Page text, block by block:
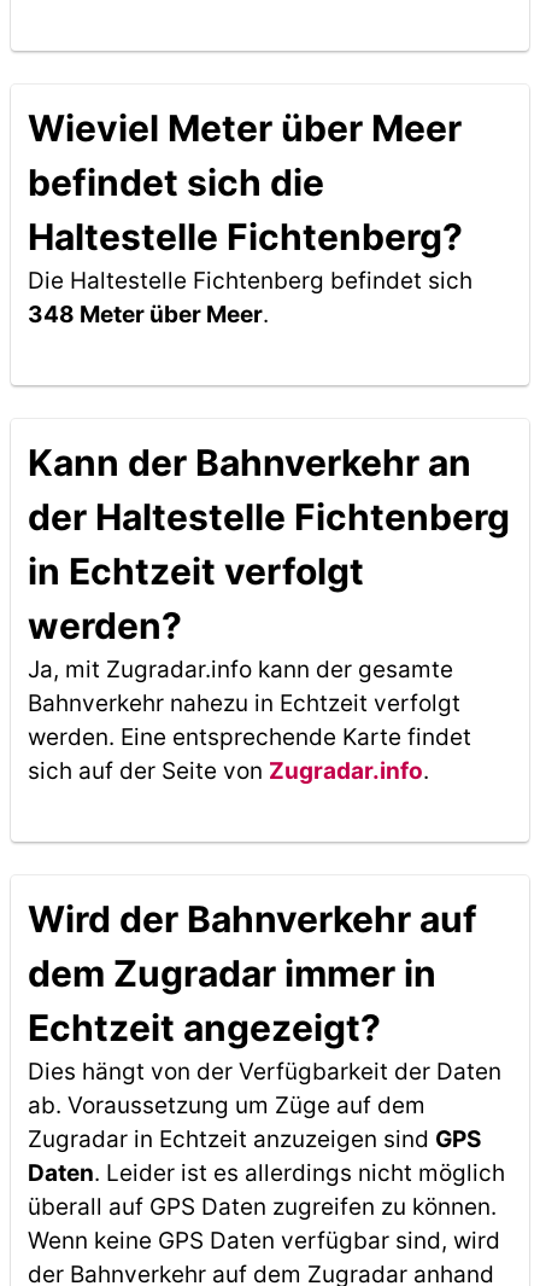
Wieviel Meter über Meer
befindet sich die
Haltestelle Fichtenberg?
Die Haltestelle Fichtenberg befindet sich
348 Meter über Meer.
Kann der Bahnverkehr an
der Haltestelle Fichtenberg
in Echtzeit verfolgt
werden?
Ja, mit Zugradar.info kann der gesamte
Bahnverkehr nahezu in Echtzeit verfolgt
werden. Eine entsprechende Karte findet
sich auf der Seite von Zugradar.info.
Wird der Bahnverkehr auf
dem Zugradar immer in
Echtzeit angezeigt?
Dies hängt von der Verfügbarkeit der Daten
ab. Voraussetzung um Züge auf dem
Zugradar in Echtzeit anzuzeigen sind GPS
Daten. Leider ist es allerdings nicht möglich
überall auf GPS Daten zugreifen zu können.
Wenn keine GPS Daten verfügbar sind, wird
der Bahnverkehr auf dem Zugradar anhand